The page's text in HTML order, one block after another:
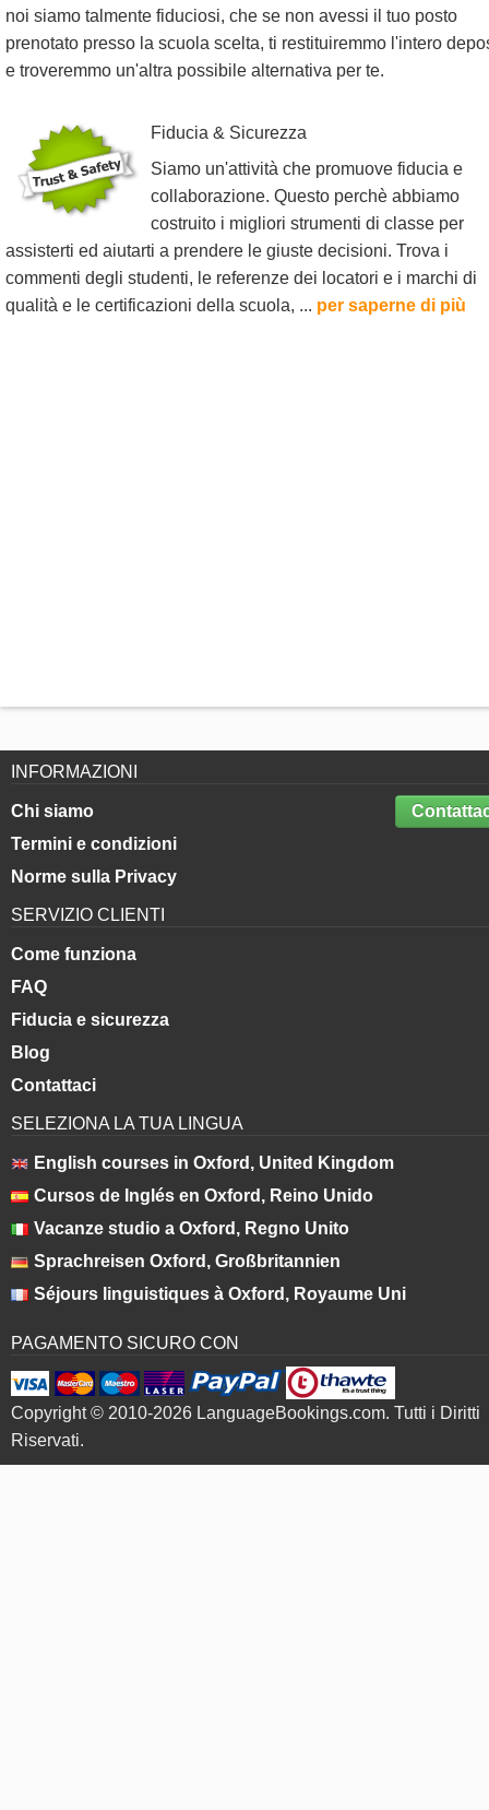
noi siamo talmente fiduciosi, che se non avessi il tuo posto
prenotato presso la scuola scelta, ti restituiremmo l'intero
e troveremmo un'altra possibile alternativa per te.
Fiducia & Sicurezza
Siamo un'attività che promuove fiducia e
collaborazione. Questo perchè abbiamo
costruito i migliori strumenti di classe per
assisterti ed aiutarti a prendere le giuste decisioni. Trova i
commenti degli studenti, le referenze dei locatori e i marchi di
qualità e le certificazioni della scuola, ... per saperne di più
INFORMAZIONI
Chi siamo
Termini e condizioni
Norme sulla Privacy
SERVIZIO CLIENTI
Come funziona
FAQ
Fiducia e sicurezza
Blog
Contattaci
SELEZIONA LA TUA LINGUA
English courses in Oxford, United Kingdom
Cursos de Inglés en Oxford, Reino Unido
Vacanze studio a Oxford, Regno Unito
Sprachreisen Oxford, Großbritannien
Séjours linguistiques à Oxford, Royaume Uni
PAGAMENTO SICURO CON
Copyright © 2010-2026 LanguageBookings.com. Tutti i Diritti
Riservati.